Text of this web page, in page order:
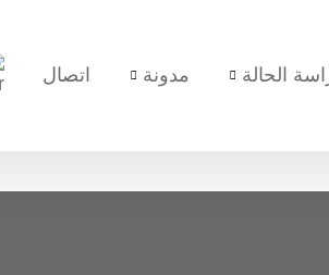
الحالة مدونة اتصال